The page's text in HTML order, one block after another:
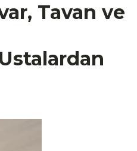
Tavan ve